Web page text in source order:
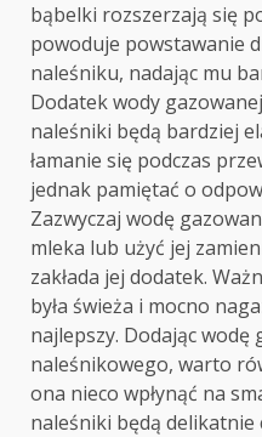
bąbelki rozszerzają się
powoduje powstawanie
naleśniku, nadając mu
Dodatek wody
naleśniki będą bardziej
łamanie się podczas
jednak pamiętać o
Zazwyczaj wodę
mleka lub użyć jej
zakłada jej dodatek.
była świeża i mocno
najlepszy. Dodając wodę
naleśnikowego, warto
ona nieco wpłynąć na
naleśniki będą delikatnie